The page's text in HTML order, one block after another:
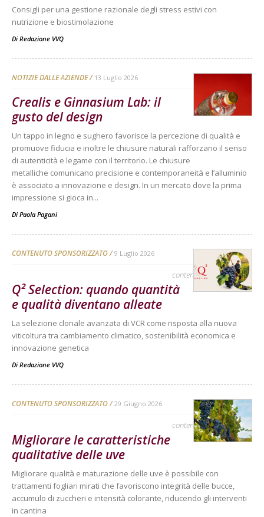
Consigli per una gestione razionale degli stress estivi con
nutrizione e biostimolazione
Di Redazione VVQ
NOTIZIE DALLE AZIENDE 13 Luglio 2026
Crealis e Ginnasium Lab: il
gusto del design
Un tappo in legno e sughero favorisce la percezione di qualità e
promuove fiducia e inoltre le chiusure naturali rafforzano il senso
di autenticità e legame con il territorio. Le chiusure
metalliche comunicano precisione e contemporaneità e l’alluminio
è associato a innovazione e design. In un mercato dove la prima
impressione si gioca in...
Di Paola Pagani
CONTENUTO SPONSORIZZATO 9 Luglio 2026
contenuto sponsorizzato
Q² Selection: quando quantità
e qualità diventano alleate
La selezione clonale avanzata di VCR come risposta alla nuova
viticoltura tra cambiamento climatico, sostenibilità economica e
innovazione genetica
Di Redazione VVQ
CONTENUTO SPONSORIZZATO 29 Giugno 2026
contenuto sponsorizzato
Migliorare le caratteristiche
qualitative delle uve
Migliorare qualità e maturazione delle uve è possibile con
trattamenti fogliari mirati che favoriscono integrità delle bucce,
accumulo di zuccheri e intensità colorante, riducendo gli interventi
in cantina